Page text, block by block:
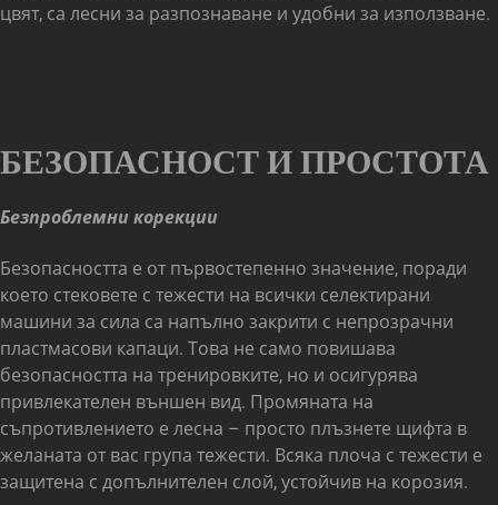
цвят, са лесни за разпознаване и удобни за използване.
БЕЗОПАСНОСТ И ПРОСТОТА
Безпроблемни корекции
Безопасността е от първостепенно значение, поради
което стековете с тежести на всички селектирани
машини за сила са напълно закрити с непрозрачни
пластмасови капаци. Това не само повишава
безопасността на тренировките, но и осигурява
привлекателен външен вид. Промяната на
съпротивлението е лесна – просто плъзнете щифта в
желаната от вас група тежести. Всяка плоча с тежести е
защитена с допълнителен слой, устойчив на корозия.